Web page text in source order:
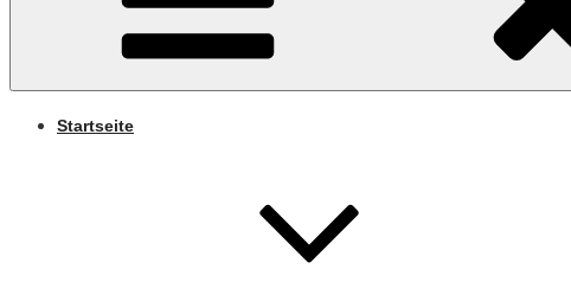
Startseite